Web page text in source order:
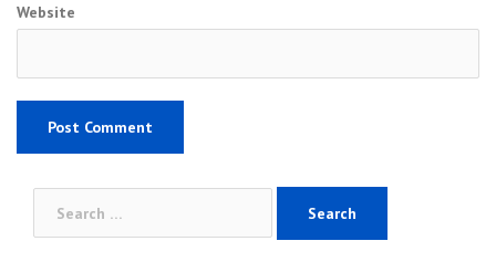
Website